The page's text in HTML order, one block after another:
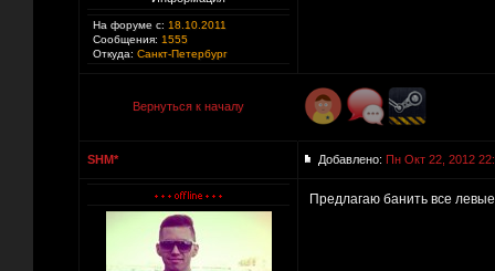
На форуме с: 18.10.2011
Сообщения: 1555
Откуда: Санкт-Петербург
Вернуться к началу
SHM* Добавлено: Пн Окт 22, 2012
Предлагаю банить все